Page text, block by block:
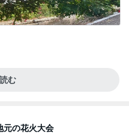
む
元の花火大会